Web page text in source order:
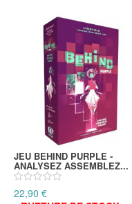
JEU BEHIND PURPLE -
ANALYSEZ ASSEMBLEZ...
22,90 €